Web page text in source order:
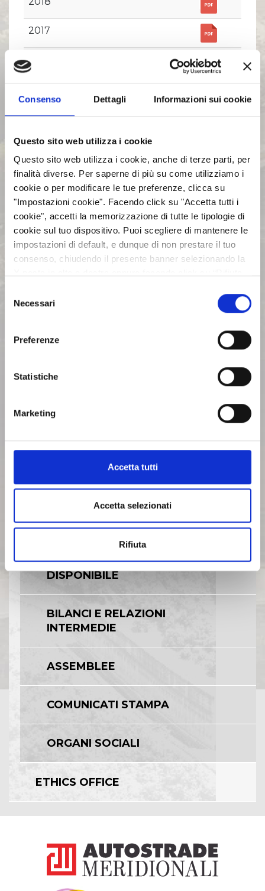
Consenso Dettagli Informazioni sui cookie
Questo sito web utilizza i cookie
Questo sito web utilizza i cookie, anche di terze parti, per
finalità diverse. Per saperne di più su come utilizziamo i
cookie o per modificare le tue preferenze, clicca su
"Impostazioni cookie". Facendo click su "Accetta tutti i
cookie", accetti la memorizzazione di tutte le tipologie di
cookie sul tuo dispositivo. Puoi scegliere di mantenere le
impostazioni di default, e dunque di non prestare il tuo
consenso, chiudendo il presente banner selezionando la
assenza dei cookie diversi da quelli tecnici. Per maggiori
informazioni puoi consultare la nostra politica sui cookie
delNecessari
Preferenze
Statistiche
Marketing
Accetta tutti
Accetta selezionati
Rifiuta
2017
2016
2014
2013
2012
2011
2010
2009
AZIENDA
GOVERNANCE
CALENDARIO EVENTI SOCIETARI
EVENTI E DOCUMENTAZIONE
DISPONIBILE
BILANCI E RELAZIONI
INTERMEDIE
ASSEMBLEE
COMUNICATI STAMPA
ORGANI SOCIALI
ETHICS OFFICE